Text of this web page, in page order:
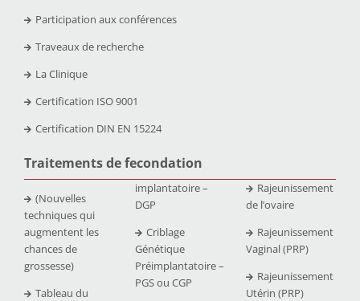
Participation aux conférences
Traveaux de recherche
La Clinique
Certification ISO 9001
Certification DIN EN 15224
Traitements de fecondation
(Nouvelles
techniques qui
augmentent les
chances de
grossesse)
Tableau du
implantatoire –
DGP
Criblage
Génétique
Préimplantatoire –
PGS ou CGP
Rajeunissement
de l’ovaire
Rajeunissement
Vaginal (PRP)
Rajeunissement
Utérin (PRP)